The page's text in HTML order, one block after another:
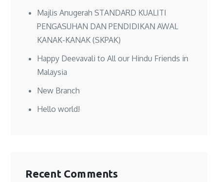
Majlis Anugerah STANDARD KUALITI
PENGASUHAN DAN PENDIDIKAN AWAL
KANAK-KANAK (SKPAK)
Happy Deevavali to All our Hindu Friends in
Malaysia
New Branch
Hello world!
Recent Comments